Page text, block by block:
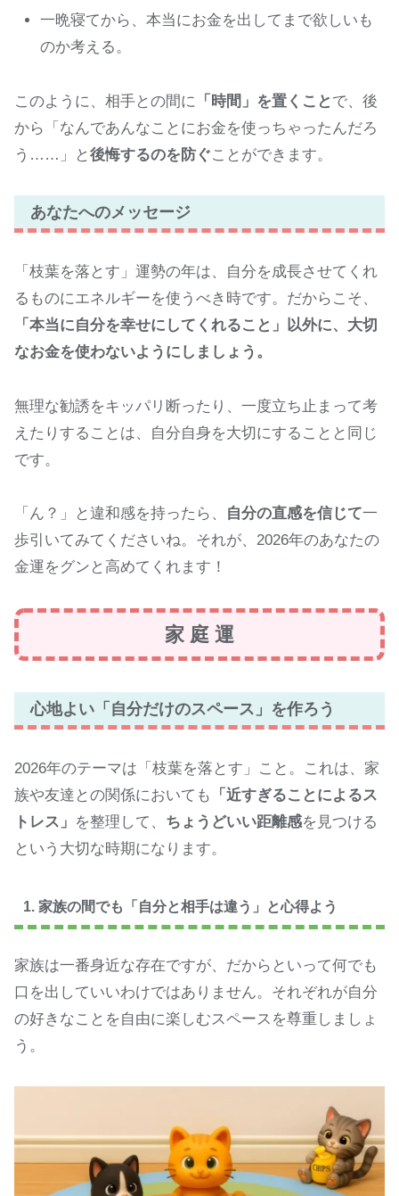
一晩寝てから、本当にお金を出してまで欲しいも
のか考える。
このように、相手との間に 「時間」を置くこと で、後
から「なんであんなことにお金を使っちゃったんだろ
う……」と 後悔するのを防ぐことができます。
あなたへのメッセージ
「枝葉を落とす」運勢の年は、自分を成長させてくれ
るものにエネルギーを使うべき時です。だからこそ、
「本当に自分を幸せにしてくれること」以外に、大切
なお金を使わないようにしましょう。
無理な勧誘をキッパリ断ったり、一度立ち止まって考
えたりすることは、自分自身を大切にすることと同じ
です。
「ん？」と違和感を持ったら、 自分の直感を信じて一
歩引いてみてくださいね。それが、2026年のあなたの
金運をグンと高めてくれます！
家 庭 運
心地よい「自分だけのスペース」を作ろう
2026年のテーマは「枝葉を落とす」こと。これは、家
族や友達との関係においても
「近すぎることによるス
トレス」 を整理して、 ちょうどいい距離感を見つける
という大切な時期になります。
1. 家族の間でも「自分と相手は違う」と心得よう
家族は一番身近な存在ですが、だからといって何でも
口を出していいわけではありません。それぞれが自分
の好きなことを自由に楽しむスペースを尊重しましょ
う。